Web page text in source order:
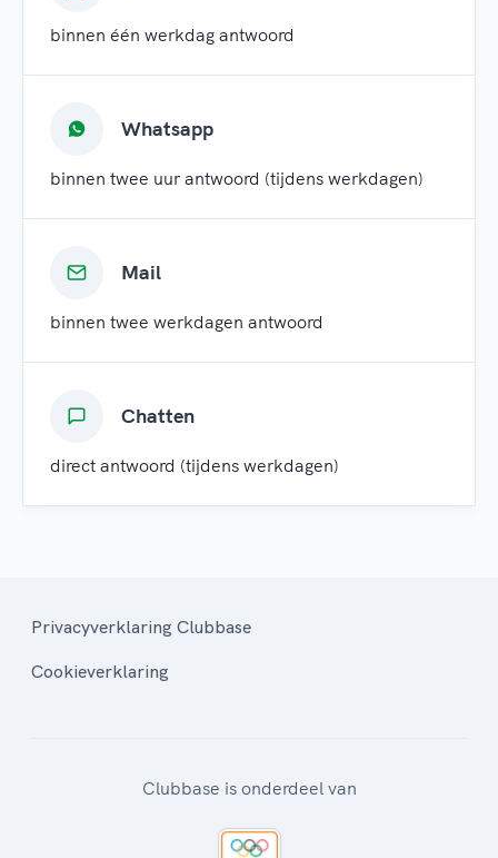
binnen één werkdag antwoord
Whatsapp
binnen twee uur antwoord (tijdens werkdagen)
Mail
binnen twee werkdagen antwoord
Chatten
direct antwoord (tijdens werkdagen)
Privacyverklaring Clubbase
Cookieverklaring
Clubbase is onderdeel van